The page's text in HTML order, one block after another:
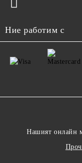
Ние работим с
Нашият онлайн